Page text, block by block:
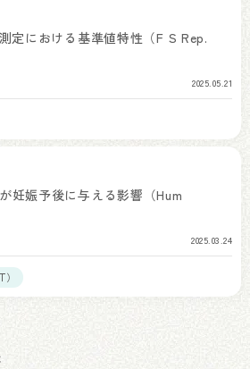
定における基準値特性（F S Rep.
2025.05.21
妊娠予後に与える影響（Hum
2025.03.24